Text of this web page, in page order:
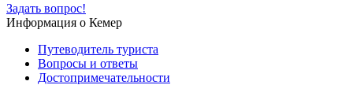
Задать вопрос!
Информация о Кемер
Путеводитель туриста
Вопросы и ответы
Достопримечательности